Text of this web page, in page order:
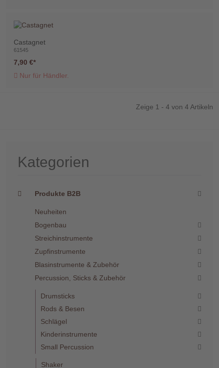
2341
Kategorien
Produkte B2B
Neuheiten
Bogenbau
Streichinstrumente
Zupfinstrumente
Blasinstrumente & Zubehör
Percussion, Sticks & Zubehör
Drumsticks
Rods & Besen
Schlägel
Kinderinstrumente
Small Percussion
Shaker
Castagnet
61545
7,90 €
Nur für Händler.
Zeige 1 - 4 von 4 Artikeln